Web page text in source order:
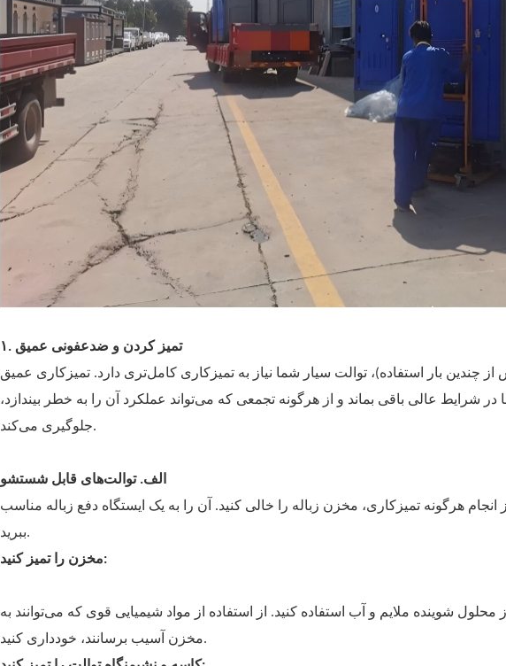
۱. تمیز کردن و ضدعفونی عمیق
چندین بار استفاده)، توالت سیار شما نیاز به تمیزکاری کامل‌تری دارد. تمیزکاری عمیق
شرایط عالی باقی بماند و از هرگونه تجمعی که می‌تواند عملکرد آن را به خطر بیندازد،
جلوگیری می‌کند.
الف. توالت‌های قابل شستشو
هرگونه تمیزکاری، مخزن زباله را خالی کنید. آن را به یک ایستگاه دفع زباله مناسب
ببرید.
مخزن را تمیز کنید:
محلول شوینده ملایم و آب استفاده کنید. از استفاده از مواد شیمیایی قوی که می‌توانند به
مخزن آسیب برسانند، خودداری کنید.